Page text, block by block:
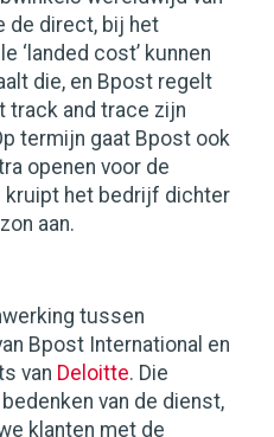
de direct, bij het
‘landed cost’ kunnen
die, en Bpost regelt
track and trace zijn
termijn gaat Bpost ook
openen voor de
kruipt het bedrijf dichter
aan.
tussen
Bpost International en
van Deloitte. Die
van de dienst,
klanten met de